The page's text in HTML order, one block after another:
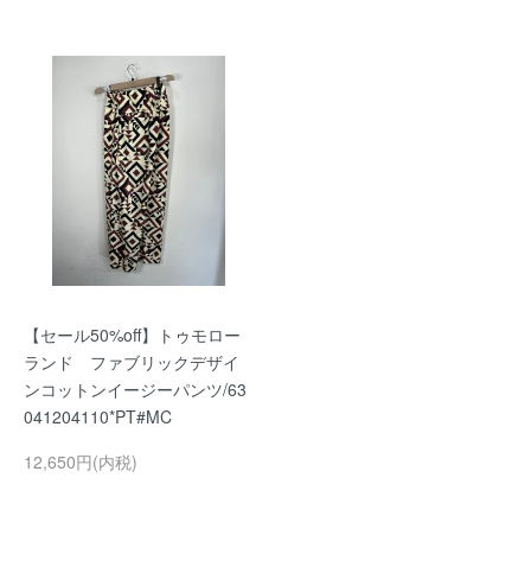
【セール50%off】トゥモロー
ランド ファブリックデザイ
ンコットンイージーパンツ/63
041204110*PT#MC
12,650円(内税)